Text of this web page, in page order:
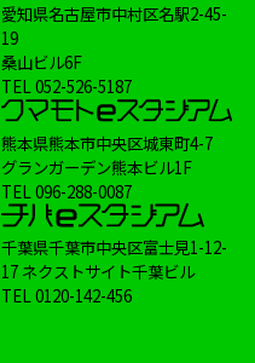
愛知県名古屋市中村区名駅2-45-
19
桑山ビル6F
TEL052-526-5187
熊本県熊本市中央区城東町4-7
グランガーデン熊本ビル1F
TEL096-288-0087
千葉県千葉市中央区富士見1-12-
17 ネクストサイト千葉ビル
TEL0120-142-456